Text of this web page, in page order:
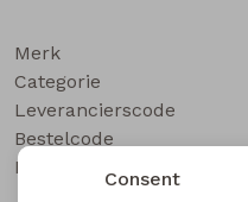
Bermuda's
Piraat broeken
Merk
Categorie
Leverancierscode
Bestelcode
Kleur
Consent